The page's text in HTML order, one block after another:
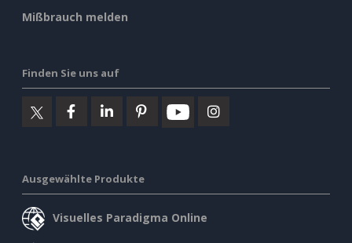
Mißbrauch melden
Finden Sie uns auf
Ausgewählte Produkte
Visuelles Paradigma Online